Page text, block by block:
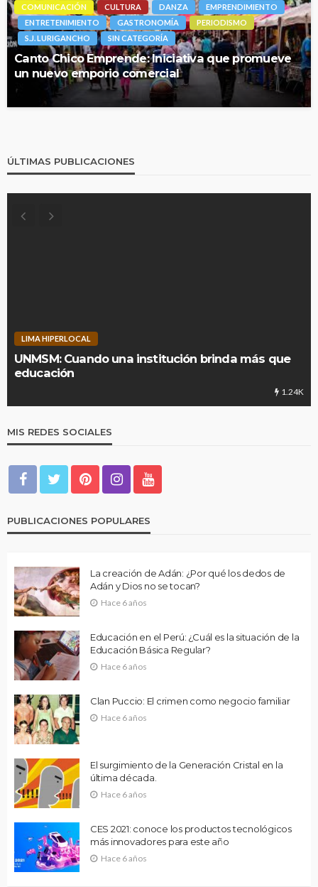
COMUNICACIÓN CULTURA DANZA
EMPRENDIMIENTO
ENTRETENIMIENTO
GASTRONOMÍA
PERIODISMO
S.J. LURIGANCHO
SIN CATEGORÍA
Canto Chico Emprende: Iniciativa que promueve
un nuevo emporio comercial
ÚLTIMAS PUBLICACIONES
LIMA HIPERLOCAL
UNMSM: Cuando una institución brinda más que
educación
1.24K
MIS REDES SOCIALES
PUBLICACIONES POPULARES
La creación de Adán: ¿Por qué los dedos de
Adán y Dios no se tocan?
Hace 6 años
Educación en el Perú: ¿Cuál es la situación de la
Educación Básica Regular?
Hace 6 años
Clan Puccio: El crimen como negocio familiar
Hace 6 años
El surgimiento de la Generación Cristal en la
última década.
Hace 6 años
CES 2021: conoce los productos tecnológicos
más innovadores para este año
Hace 6 años